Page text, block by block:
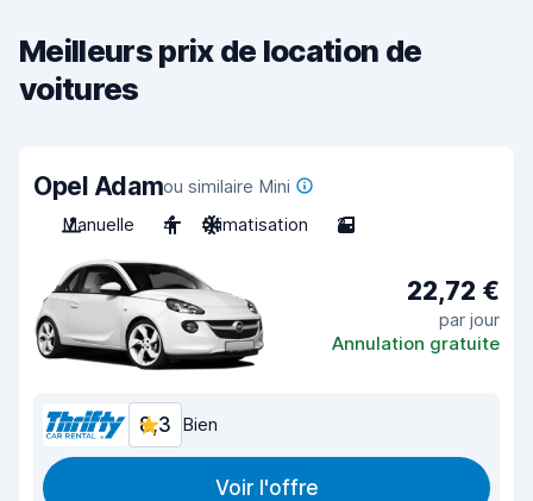
Meilleurs prix de location de
voitures
Opel Adamou similaire Mini
Manuelle
4 Climatisation 2
22,72 €
par jour
Annulation gratuite
8,3 Bien
Voir l'offre